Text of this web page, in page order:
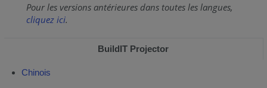
Pour les versions antérieures dans toutes les langues,
cliquez ici.
BuildIT Projector
Chinois